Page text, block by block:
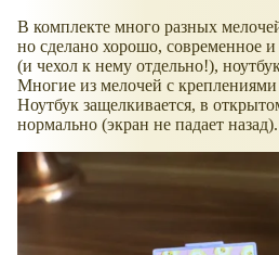
В комплекте много разных
но сделано хорошо, современное
(и чехол к нему отдельно!),
Многие из мелочей с
Ноутбук защелкивается, в
нормально (экран не падает назад).